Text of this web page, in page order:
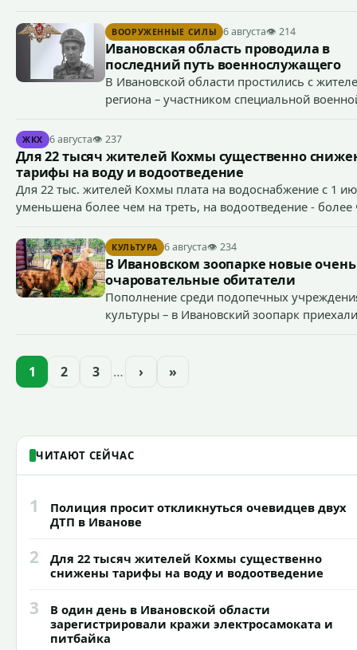
экстремистской организации, если эти действия не
признаков уголовно наказуемого деяния) за размещение
экстремистской символики в сети Интернет.
ВООРУЖЕННЫЕ СИЛЫ 6 августа👁 214
Ивановская область проводила в
последний путь военнослужащего
В Ивановской области простились с
региона – участником специальной
ЖКХ 6 августа👁 237
Для 22 тысяч жителей Кохмы существенно
тарифы на воду и водоотведение
Для 22 тыс. жителей Кохмы плата на водоснабжение с 1
уменьшена более чем на треть, на водоотведение - более
городе областного предприятия «Водоканал.
КУЛЬТУРА 6 августа👁 234
В Ивановском зоопарке новые очень
очаровательные обитатели
Пополнение среди подопечных
культуры – в Ивановский зоопарк
1 2 3 … › »
ЧИТАЮТ СЕЙЧАС
1
Полиция просит откликнуться очевидцев двух
ДТП в Иванове
2
Для 22 тысяч жителей Кохмы существенно
снижены тарифы на воду и водоотведение
3
В один день в Ивановской области
зарегистрировали кражи электросамоката и
питбайка